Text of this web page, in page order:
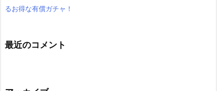
るお得な有償ガチャ！
最近のコメント